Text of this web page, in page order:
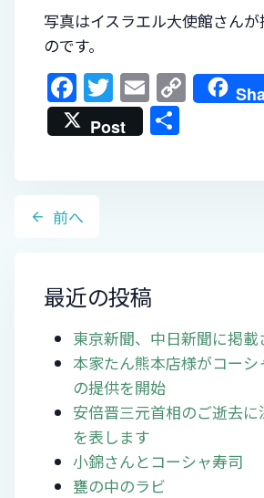
写真はイスラエル大使館さん
のです。
F
a
c
b
o
k
T
w
itt
E
m
ai
C
o
Post
投
前へ
最近の投稿
東京新聞、中日新聞に掲載
本家たん熊本店様がコーシ
の提供を開始
安倍晋三元首相のご逝去
を表します
小錦さんとコーシャ寿司
甕の中のラビ